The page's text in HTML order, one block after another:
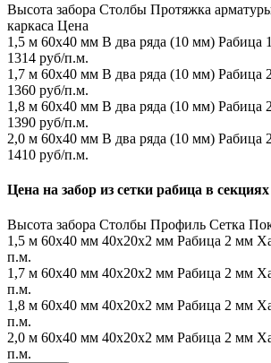
Высота забора Столбы Протяжка
каркаса Цена
1,5 м 60х40 мм В два ряда (10 мм) Рабица
1314 руб/п.м.
1,7 м 60х40 мм В два ряда (10 мм) Рабица
1360 руб/п.м.
1,8 м 60х40 мм В два ряда (10 мм) Рабица
1390 руб/п.м.
2,0 м 60х40 мм В два ряда (10 мм) Рабица
1410 руб/п.м.
Цена на забор из сетки рабица в секциях
Высота забора Столбы Профиль Сетка
1,5 м 60х40 мм 40х20х2 мм Рабица 2 мм
п.м.
1,7 м 60х40 мм 40х20х2 мм Рабица 2 мм
п.м.
1,8 м 60х40 мм 40х20х2 мм Рабица 2 мм
п.м.
2,0 м 60х40 мм 40х20х2 мм Рабица 2 мм
п.м.